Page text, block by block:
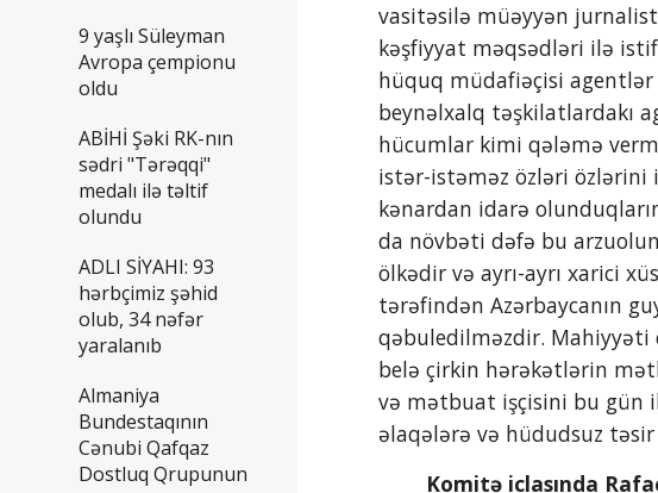
9 yaşlı Süleyman
Avropa çempionu
oldu
ABİHİ Şəki RK-nın
sədri "Tərəqqi"
medalı ilə təltif
olundu
ADLI SİYAHI: 93
hərbçimiz şəhid
olub, 34 nəfər
yaralanıb
Almaniya
Bundestaqının
Cənubi Qafqaz
Dostluq Qrupunun
vasitəsilə müəyyən
kəşfiyyat məqsədləri ilə
hüquq müdafiəçisi
beynəlxalq təşkilatlardakı
hücumlar kimi qələmə
istər-istəməz özləri özlərini
kənardan idarə
da növbəti dəfə bu
ölkədir və ayrı-ayrı xarici
tərəfindən Azərbaycanın
qəbuledilməzdir. Mahiyyəti
belə çirkin hərəkətlərin
və mətbuat işçisini bu gün
əlaqələrə və hüdudsuz
Komitə